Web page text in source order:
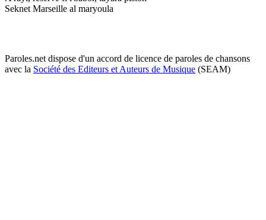
Seknet Marseille al maryoula
Paroles.net dispose d'un accord de licence de paroles de chansons
avec la Société des Editeurs et Auteurs de Musique (SEAM)